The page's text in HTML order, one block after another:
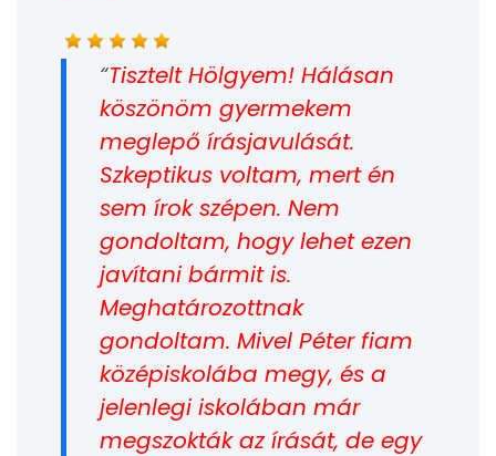
Tisztelt Hölgyem! Hálásan
köszönöm gyermekem
meglepő írásjavulását.
Szkeptikus voltam, mert én
sem írok szépen. Nem
gondoltam, hogy lehet ezen
javítani bármit is.
Meghatározottnak
gondoltam. Mivel Péter fiam
középiskolába megy, és a
jelenlegi iskolában már
megszokták az írását, de egy